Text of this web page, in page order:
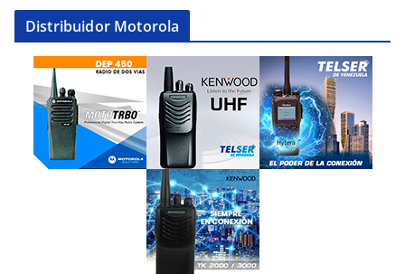
Distribuidor Motorola